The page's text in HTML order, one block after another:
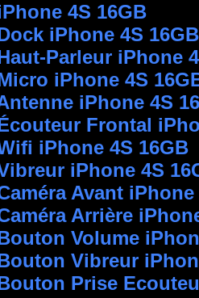
4S 16GB
iPhone 4S 16GB
Parleur iPhone
iPhone 4S
iPhone 4S
Frontal
iPhone 4S 16GB
iPhone 4S
Avant iPhone
Arrière
Volume
Vibreur
Prise